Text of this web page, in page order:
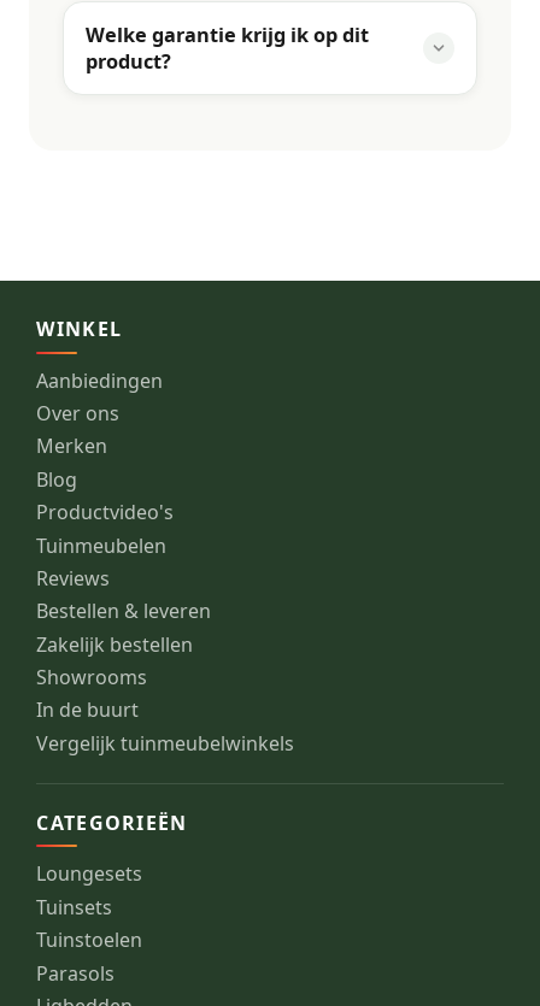
Welke garantie krijg ik op dit
product?
WINKEL
Aanbiedingen
Over ons
Merken
Blog
Productvideo's
Tuinmeubelen
Reviews
Bestellen & leveren
Zakelijk bestellen
Showrooms
In de buurt
Vergelijk tuinmeubelwinkels
CATEGORIEËN
Loungesets
Tuinsets
Tuinstoelen
Parasols